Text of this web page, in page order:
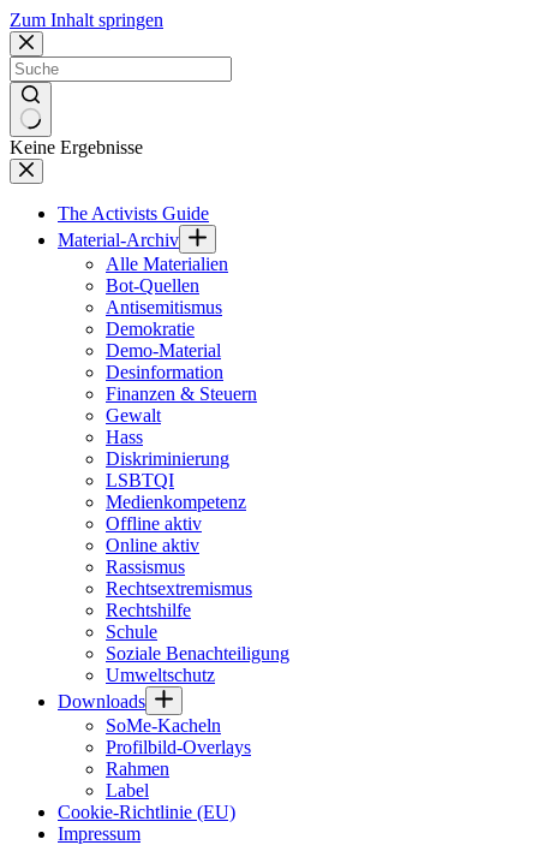
Zum Inhalt springen
Keine Ergebnisse
The Activists Guide
Material-Archiv
Alle Materialien
Bot-Quellen
Antisemitismus
Demokratie
Demo-Material
Desinformation
Finanzen & Steuern
Gewalt
Hass
Diskriminierung
LSBTQI
Medienkompetenz
Offline aktiv
Online aktiv
Rassismus
Rechtsextremismus
Rechtshilfe
Schule
Soziale Benachteiligung
Umweltschutz
Downloads
SoMe-Kacheln
Profilbild-Overlays
Rahmen
Label
Cookie-Richtlinie (EU)
Impressum